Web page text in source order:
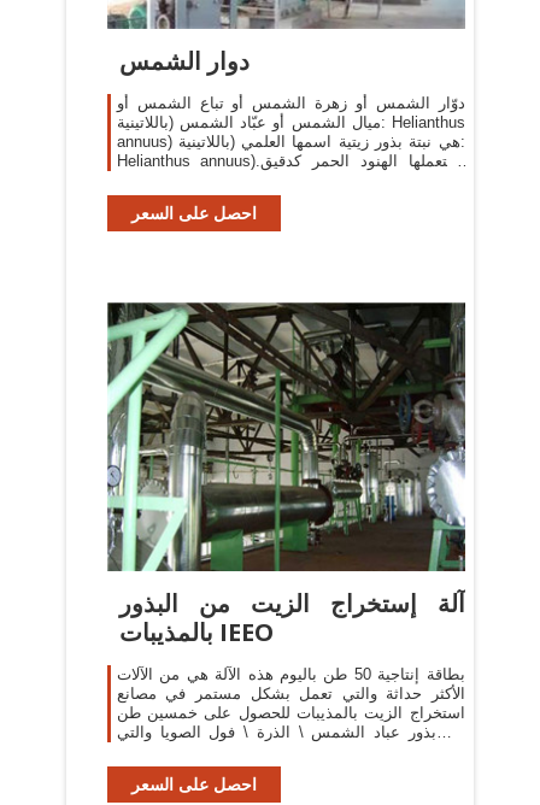
دوار الشمس
دوّار الشمس أو زهرة الشمس أو تباع الشمس أو
ميال الشمس أو عبّاد الشمس (باللاتينية: Helianthus
annuus) هي نبتة بذور زيتية اسمها العلمي (باللاتينية:
Helianthus annuus).استعملها الهنود الحمر كدقيق
احصل على السعر
آلة إستخراج الزيت من البذور
بالمذيبات IEEO
بطاقة إنتاجية 50 طن باليوم هذه الآلة هي من الآلات
الأكثر حداثة والتي تعمل بشكل مستمر في مصانع
استخراج الزيت بالمذيبات للحصول على خمسين طن
من بذور عباد الشمس \ الذرة \ فول الصويا والتي
احصل على السعر